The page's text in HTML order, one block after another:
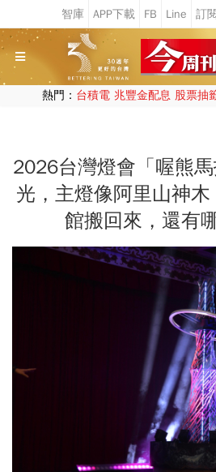
熱門： 台積電 兆豐金配息 股票抽
2026台灣燈會「喔熊
光，主燈像阿里山神
館搬回來，還有